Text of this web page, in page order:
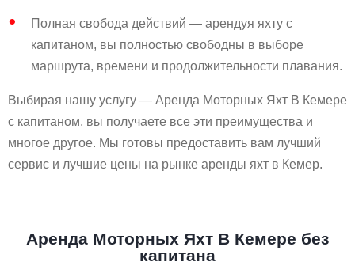
Полная свобода действий — арендуя яхту с
капитаном, вы полностью свободны в выборе
маршрута, времени и продолжительности плавания.
Выбирая нашу услугу — Аренда Моторных Яхт В Кемере
с капитаном, вы получаете все эти преимущества и
многое другое. Мы готовы предоставить вам лучший
сервис и лучшие цены на рынке аренды яхт в Кемер.
Аренда Моторных Яхт В Кемере без
капитана